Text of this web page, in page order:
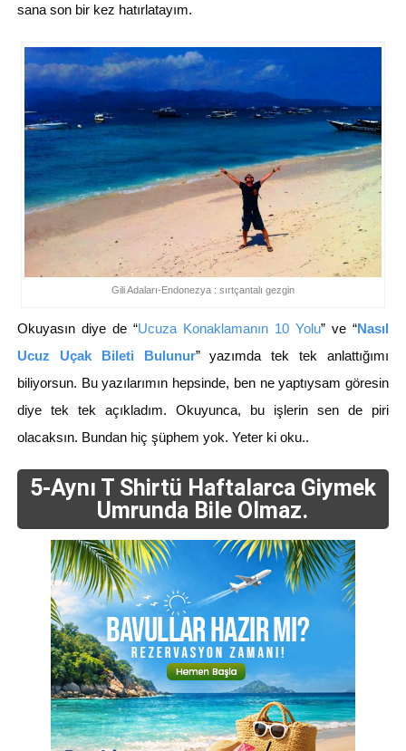
sana son bir kez hatırlatayım.
Gili Adaları-Endonezya : sırtçantalı gezgin
Okuyasın diye de “Ucuza Konaklamanın 10 Yolu” ve “Nasıl
Ucuz Uçak Bileti Bulunur” yazımda tek tek anlattığımı
biliyorsun. Bu yazılarımın hepsinde, ben ne yaptıysam göresin
diye tek tek açıkladım. Okuyunca, bu işlerin sen de piri
olacaksın. Bundan hiç şüphem yok. Yeter ki oku..
5-Aynı T Shirtü Haftalarca Giymek
Umrunda Bile Olmaz.